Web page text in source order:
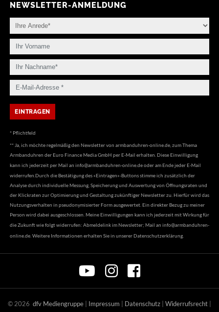
NEWSLETTER-ANMELDUNG
* Pflichtfeld
** Ja, ich möchte regelmäßig den Newsletter von armbanduhren-online.de, zum Thema
Armbanduhren der Euro Finance Media GmbH per E-Mail erhalten. Diese Einwilligung
kann ich jederzeit per Mail an info@armbanduhren-online.deoder am Ende jeder E-Mail
widerrufen.Durch die Bestätigung des «Eintragen»-Buttons stimme ich zusätzlich der
Analyse durch individuelle Messung, Speicherung und Auswertung von Öffnungsraten und
der Klickraten zur Optimierung und Gestaltung zukünftiger Newsletter zu. Hierfür wird das
Nutzungsverhalten in pseudonymisierter Form ausgewertet. Ein direkter Bezug zu meiner
Person wird dabei ausgeschlossen. Meine Einwilligungen kann ich jederzeit mit Wirkung für
die Zukunft wie folgt widerrufen: Abmeldelink im Newsletter; Mail an info@armbanduhren-
online.de . Weitere Informationen erhalten Sie in unserer Datenschutzerklärung
©2026 dfv Mediengruppe Impressum Datenschutz Widerrufsrecht